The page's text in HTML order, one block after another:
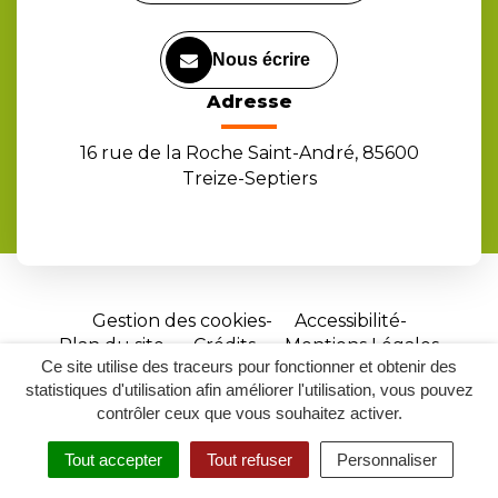
Ce site utilise des traceurs pour fonctionner et obtenir des
statistiques d'utilisation afin améliorer l'utilisation, vous pouvez
contrôler ceux que vous souhaitez activer.
Tout accepter Tout refuser Personnaliser
RECHERCHER
ACCESSIBILITÉ
Nous écrire
Adresse
16 rue de la Roche Saint-André, 85600
Treize-Septiers
Gestion des cookies
Accessibilité
Plan du site
Crédits
Mentions Légales
Site
réalisé
par
Inovagora